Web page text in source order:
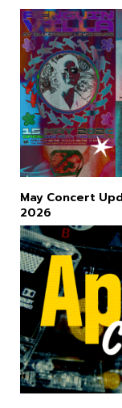
May Concert
2026